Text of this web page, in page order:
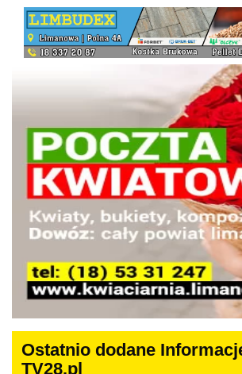
Ostatnio dodane
TV28.pl